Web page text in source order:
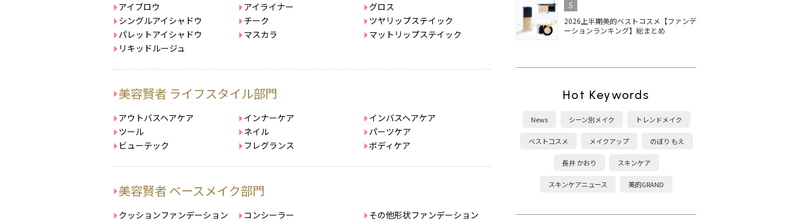
アイブロウ アイライナー
グロス
シングルアイシャドウ
チーク
ツヤリップステイック
パレットアイシャドウ
マスカラ
マットリップステイック
リキッドルージュ
美容賢者 ライフスタイル部門
アウトバスヘアケア インナーケア
インバスヘアケア
ツール
ネイル
パーツケア
ビューテック
フレグランス ボディケア
美容賢者 ベースメイク部門
クッションファンデーション コンシーラー
その他形状ファンデーション
5
2026上半期美的ベストコスメ【ファンデ
ーションランキング】総まとめ
Hot Keywords
News シーン別メイク トレンドメイク
ベストコスメ メイクアップ のぼり もえ
長井 かおり スキンケア
スキンケアニュース 美的GRAND